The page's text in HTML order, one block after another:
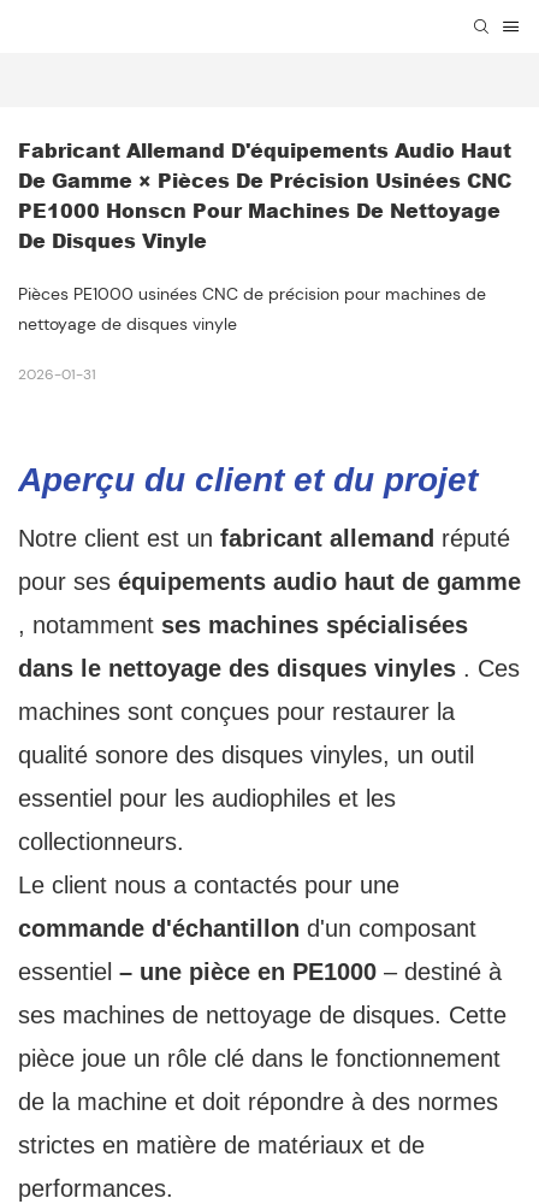
Fabricant Allemand D'équipements Audio Haut
De Gamme × Pièces De Précision Usinées CNC
PE1000 Honscn Pour Machines De Nettoyage
De Disques Vinyle
Pièces PE1000 usinées CNC de précision pour machines de
nettoyage de disques vinyle
2026-01-31
Aperçu du client et du projet
Notre client est un fabricant allemand réputé
pour ses équipements audio haut de gamme
, notamment ses machines spécialisées
dans le nettoyage des disques vinyles . Ces
machines sont conçues pour restaurer la
qualité sonore des disques vinyles, un outil
essentiel pour les audiophiles et les
collectionneurs.
Le client nous a contactés pour une
commande d'échantillon d'un composant
essentiel – une pièce en PE1000 – destiné à
ses machines de nettoyage de disques. Cette
pièce joue un rôle clé dans le fonctionnement
de la machine et doit répondre à des normes
strictes en matière de matériaux et de
performances.